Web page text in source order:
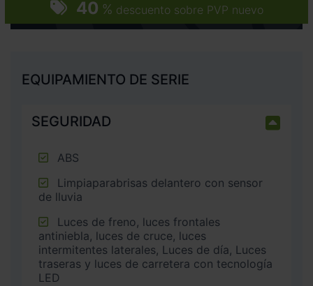
40 % descuento sobre PVP nuevo
EQUIPAMIENTO DE SERIE
SEGURIDAD
ABS
de lluvia
antiniebla, luces de cruce, luces
intermitentes laterales, Luces de día, Luces
traseras y luces de carretera con tecnología
LED